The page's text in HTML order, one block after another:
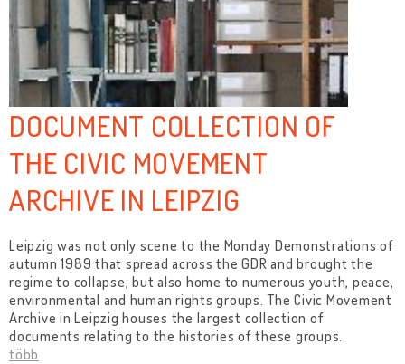
DOCUMENT COLLECTION OF
THE CIVIC MOVEMENT
ARCHIVE IN LEIPZIG
Leipzig was not only scene to the Monday Demonstrations of
autumn 1989 that spread across the GDR and brought the
regime to collapse, but also home to numerous youth, peace,
environmental and human rights groups. The Civic Movement
Archive in Leipzig houses the largest collection of
documents relating to the histories of these groups.
több